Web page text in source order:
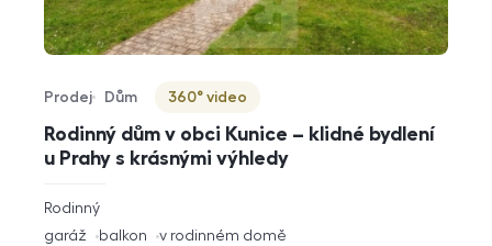
Rodinný dům v obci Kunice – klidné bydlení
u Prahy s krásnými výhledy
Typ nabídky
Prodej
Typ nemovitosti
Dům
Virtuální prohlídka
360° video
rozměry
dispozice
Rodinný
funkce
garáž balkon v rodinném domě